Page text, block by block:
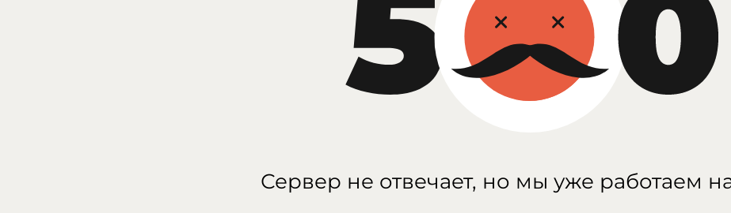
Сервер не отвечает, но мы уже работаем